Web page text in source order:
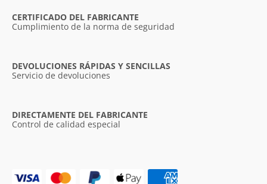
CERTIFICADO DEL FABRICANTE
Cumplimiento de la norma de seguridad
DEVOLUCIONES RÁPIDAS Y SENCILLAS
Servicio de devoluciones
DIRECTAMENTE DEL FABRICANTE
Control de calidad especial